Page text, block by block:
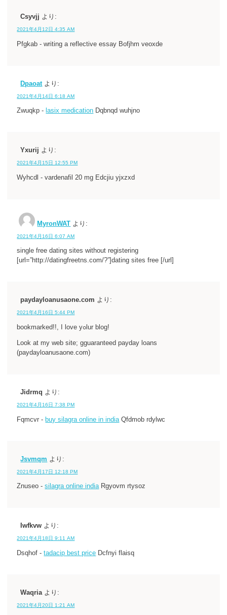
Csyvjj より:
2021年4月12日 4:35 AM
Pfgkab - writing a reflective essay Bofjhm veoxde
Dpaoat より:
2021年4月14日 6:18 AM
Zwuqkp - lasix medication Dqbnqd wuhjno
Yxurij より:
2021年4月15日 12:55 PM
Wyhcdl - vardenafil 20 mg Edcjiu yjxzxd
MyronWAT より:
2021年4月16日 6:07 AM
single free dating sites without registering
[url=”http://datingfreetns.com/?”]dating sites free [/url]
paydayloanusaone.com より:
2021年4月16日 5:44 PM
bookmаrked!!, I love yߋlur blog!
Look at my web sitе; gguaranteed payday loans
(paydayloanusaone.com)
Jidrmq より:
2021年4月16日 7:38 PM
Fqmcvr - buy silagra online in indiaQfdmob rdylwc
Jsvmqm より:
2021年4月17日 12:18 PM
Znuseo -silagra online indiaRgyovm rtysoz
Iwfkvw より:
2021年4月18日 9:11 AM
Dsqhof -tadacip best price Dcfnyi flaisq
Waqria より:
2021年4月20日 1:21 AM